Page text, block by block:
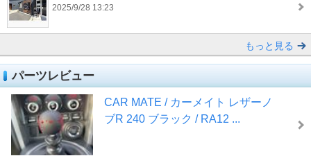
2025/9/28 13:23
もっと見る
パーツレビュー
CAR MATE / カーメイト レザーノ
ブR 240 ブラック / RA12 ...